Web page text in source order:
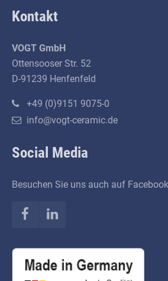
Kontakt
VOGT GmbH
Ottensooser Str. 52
D-91239 Henfenfeld
+49 (0)9151 9075-0
info@vogt-ceramic.de
Social Media
Besuchen Sie uns auch auf